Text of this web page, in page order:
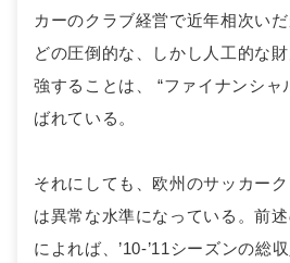
カーのクラブ経営で近年相次い
どの圧倒的な、しかし人工的な
強することは、 “ファイナンシャ
ばれている。
それにしても、欧州のサッカー
は異常な水準になっている。前述
によれば、’10-’11シーズンの総